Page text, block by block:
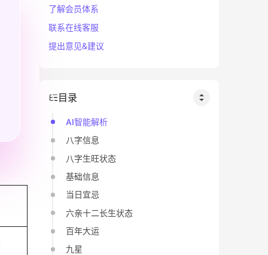
了解会员体系
联系在线客服
提出意见&建议
目录
AI智能解析
八字信息
八字生旺状态
基础信息
当日宜忌
六亲十二长生状态
百年大运
九星